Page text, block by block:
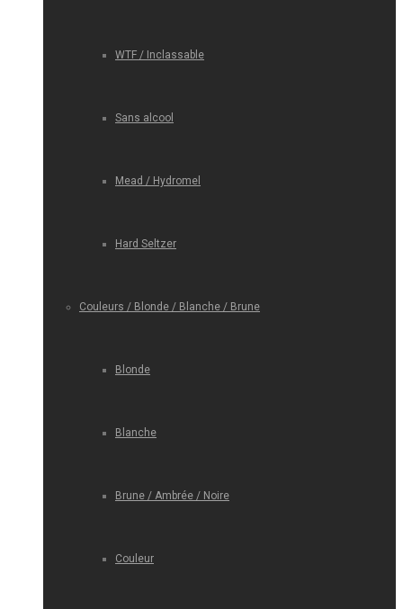
WTF / Inclassable
Sans alcool
Mead / Hydromel
Hard Seltzer
Couleurs / Blonde / Blanche / Brune
Blonde
Blanche
Brune / Ambrée / Noire
Couleur